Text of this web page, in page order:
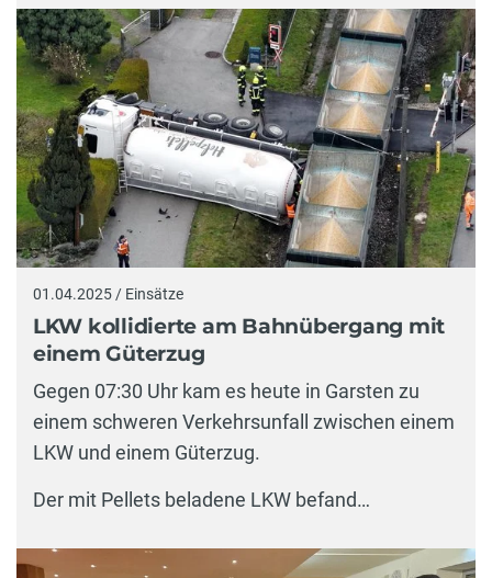
01.04.2025 / Einsätze
LKW kollidierte am Bahnübergang mit
einem Güterzug
Gegen 07:30 Uhr kam es heute in Garsten zu
einem schweren Verkehrsunfall zwischen einem
LKW und einem Güterzug.
Der mit Pellets beladene LKW befand…